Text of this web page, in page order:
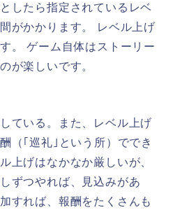
したら指定されているレベ
がかかります。 レベル上げ
。 ゲーム自体はストーリー
が楽しいです。
ている。また、レベル上げ
（｢巡礼｣という所）ででき
上げはなかなか厳しいが、
ずつやれば、見込みがあ
すれば、報酬をたくさんも